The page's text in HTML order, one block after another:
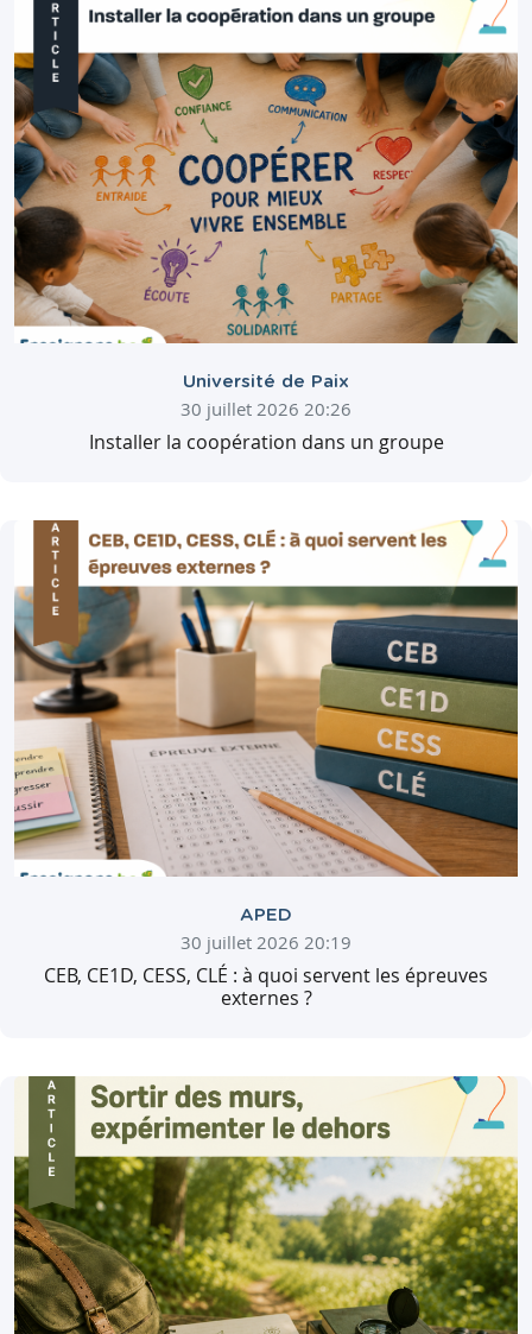
Université de Paix
30 juillet 2026 20:26
Installer la coopération dans un groupe
APED
30 juillet 2026 20:19
CEB, CE1D, CESS, CLÉ : à quoi servent les épreuves
externes ?